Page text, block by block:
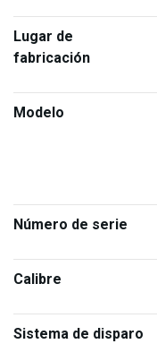
Lugar de
fabricación
Modelo
Número de serie
Calibre
Sistema de disparo